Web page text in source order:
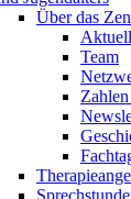
Über das
Team